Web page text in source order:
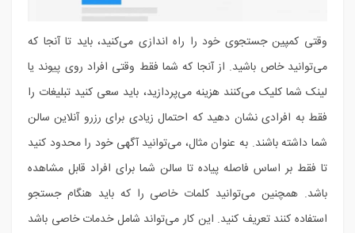
وقتی کمپین جستجوی خود را راه اندازی می‌کنید، باید تا آنجا که
می‌توانید خاص باشید. از آنجا که شما فقط وقتی افراد روی پیوند یا
لینک شما کلیک می‌کنند هزینه می‌پردازید، باید سعی کنید تبلیغات را
فقط به افرادی نشان دهید که احتمال زیادی برای رزرو آنلاین سالن
شما داشته باشند. به عنوان مثال، می‌توانید آگهی خود را محدود کنید
تا فقط بر اساس فاصله پیاده تا سالن شما برای افراد قابل مشاهده
باشد. همچنین می‌توانید کلمات خاصی را که باید هنگام جستجو
استفاده کنند تعریف کنید. این کار می‌تواند شامل خدمات خاصی باشد